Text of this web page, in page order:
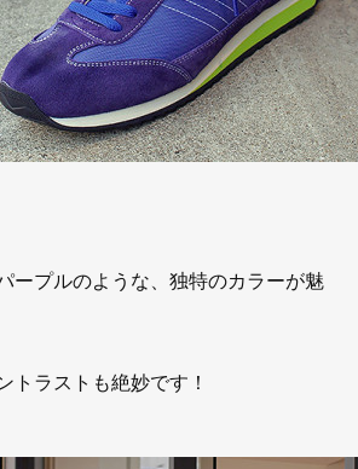
ープルのような、独特のカラーが魅
トラストも絶妙です！